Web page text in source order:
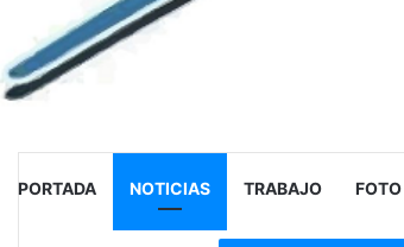
PORTADA NOTICIAS TRABAJO